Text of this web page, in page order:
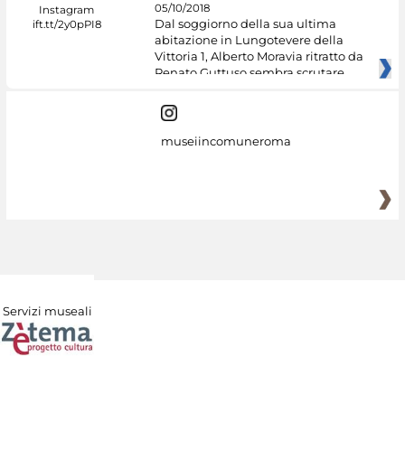
05/10/2018
Dal soggiorno della sua ultima
abitazione in Lungotevere della
Vittoria 1, Alberto Moravia ritratto da
Renato Guttuso sembra scrutare
museiincomuneroma
Servizi museali